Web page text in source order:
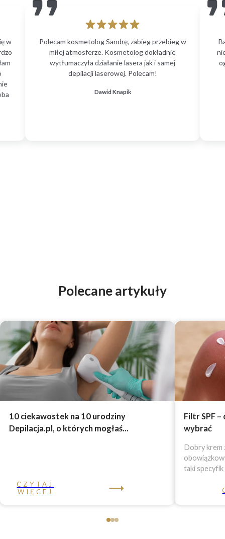
w
Polecam kosmetolog Sandrę, zabieg przebieg w
miłej atmosferze. Kosmetolog dokładnie
wytłumaczyła działanie lasera jak i samej
depilacji laserowej. Polecam!
Dawid Knapik
Polecane artykuły
10 ciekawostek na 10 urodziny
Depilacja.pl, o których mogłaś...
CZYTAJ
WIĘCEJ
Filtr SPF
wybrać
Dobry krem
taki specyfik